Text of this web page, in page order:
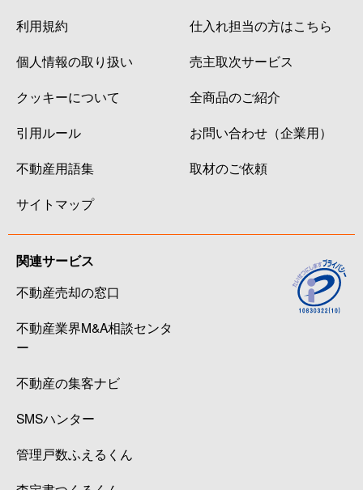
利用規約
個人情報の取り扱い
クッキーについて
引用ルール
不動産用語集
サイトマップ
仕入れ担当の方はこちら
売主取次サービス
全商品のご紹介
お問い合わせ（企業用）
取材のご依頼
関連サービス
不動産売却の窓口
不動産業界M&A相談センタ
ー
不動産の集客ナビ
SMSハンター
管理戸数ふえるくん